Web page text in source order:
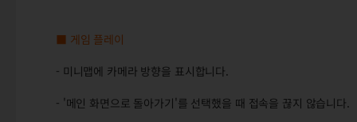
■ 게임 플레이
- 미니맵에 카메라 방향을 표시합니다.
- '메인 화면으로 돌아가기'를 선택했을 때 접속을 끊지 않습니다.